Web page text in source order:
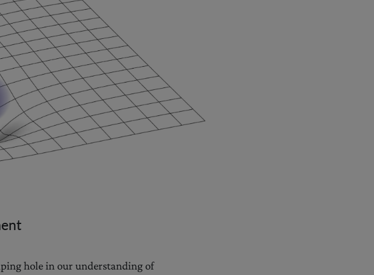
hole in our understanding of